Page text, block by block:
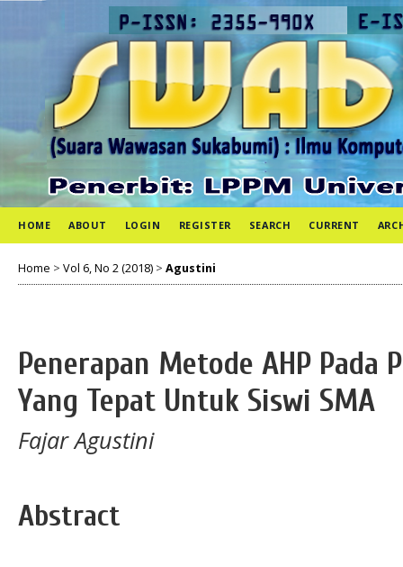
HOME ABOUT LOGIN REGISTER SEARCH CURRENT
Home > Vol 6, No 2 (2018) > Agustini
Penerapan Metode AHP Pada
Yang Tepat Untuk Siswi SMA
Fajar Agustini
Abstract